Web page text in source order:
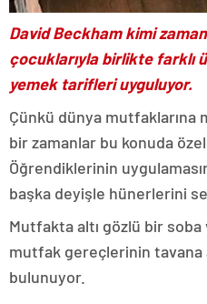
David Beckham kimi
çocuklarıyla birlikte farklı
yemek tarifleri uyguluyor.
Çünkü dünya mutfaklarına
bir zamanlar bu konuda
Öğrendiklerinin
başka deyişle hünerlerini
Mutfakta altı gözlü bir
mutfak gereçlerinin tavana
bulunuyor.